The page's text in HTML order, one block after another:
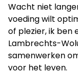
Wacht niet
voeding wilt
of plezier, ik ben
Lambrechts-
samenwerken
voor het leven.